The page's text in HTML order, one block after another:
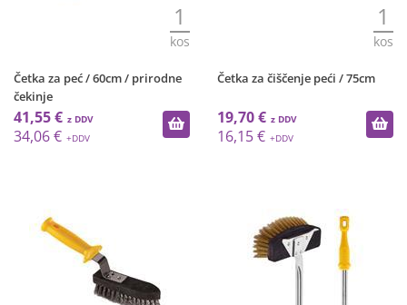
1
kos
Četka za peć / 60cm / prirodne
čekinje
41,55 €
34,06 €
1
kos
Četka za čiščenje peći / 75cm
19,70 €
16,15 €